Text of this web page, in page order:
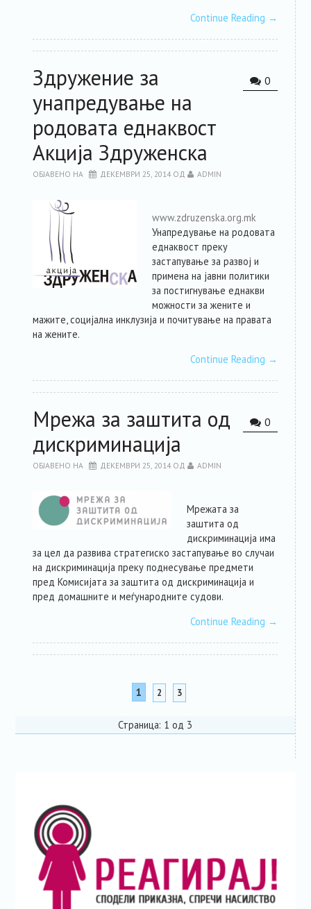
Continue Reading →
0
Здружение за
унапредување на
родовата еднаквост
Акција Здруженска
ОБЈАВЕНО НА ДЕКЕМВРИ 25, 2014ОД ADMIN
www.zdruzenska.org.mk
Унапредување на родовата
еднаквост преку
застапување за развој и
примена на јавни политики
за постигнување еднакви
можности за жените и
мажите, социјална инклузија и почитување на правата
на жените.
Continue Reading →
0
Мрежа за заштита од
дискриминација
ОБЈАВЕНО НА ДЕКЕМВРИ 25, 2014ОД ADMIN
Мрежата за
заштита од
дискриминација има
за цел да развива стратегиско застапување во случаи
на дискриминација преку поднесување предмети
пред Комисијатa за заштита од дискриминaција и
пред домашните и меѓународните судови.
Continue Reading →
1 2 3
Страница: 1 од 3